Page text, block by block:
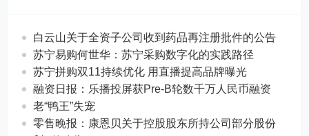
白云山关于全资子公司收到药品再注册批件的公告
苏宁易购何世华：苏宁采购数字化的实践路径
苏宁拼购双11持续优化 用直播提高品牌曝光
融资日报：乐播投屏获Pre-B轮数千万人民币融资
老“鸭王”失宠
零售晚报：康恩贝关于控股股东所持公司部分股份